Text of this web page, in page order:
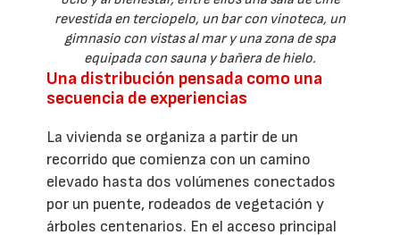
revestida en terciopelo, un bar con vinoteca, un
gimnasio con vistas al mar y una zona de spa
equipada con sauna y bañera de hielo.
Una distribución pensada como una
secuencia de experiencias
La vivienda se organiza a partir de un
recorrido que comienza con un camino
elevado hasta dos volúmenes conectados
por un puente, rodeados de vegetación y
árboles centenarios. En el acceso principal